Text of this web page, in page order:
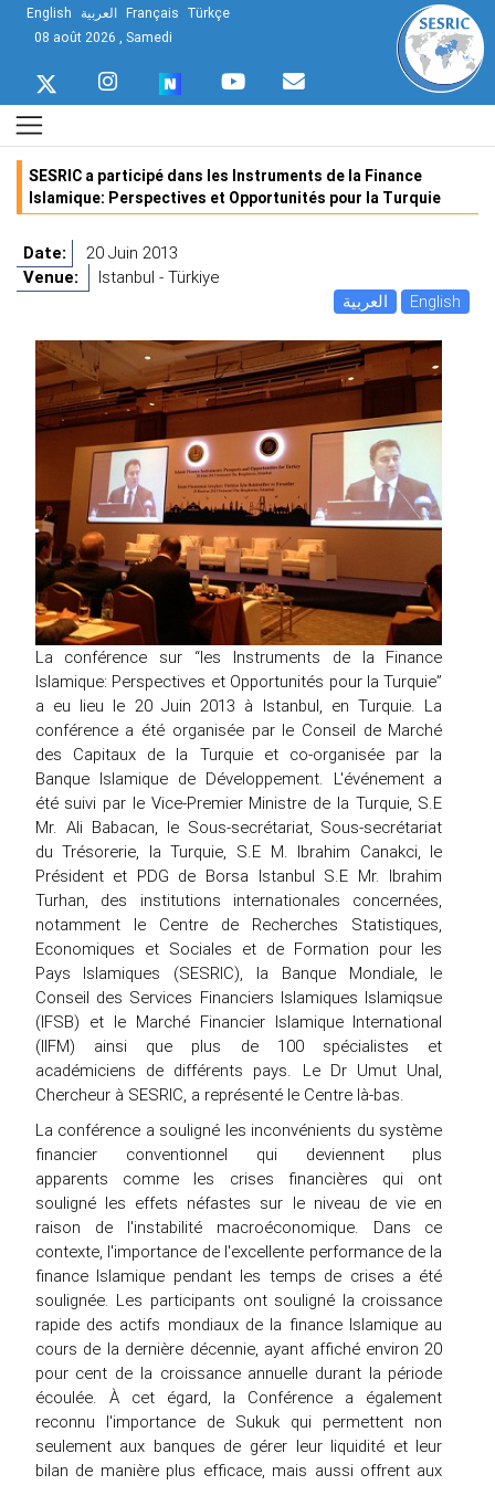
English العربية Français Türkçe
08 août 2026 , Samedi
SESRIC a participé dans les Instruments de la Finance
Islamique: Perspectives et Opportunités pour la Turquie
Date:
20 Juin 2013
Venue:
Istanbul - Türkiye
العربية
English
La conférence sur “les Instruments de la Finance
Islamique: Perspectives et Opportunités pour la Turquie”
a eu lieu le 20 Juin 2013 à Istanbul, en Turquie. La
conférence a été organisée par le Conseil de Marché
des Capitaux de la Turquie et co-organisée par la
Banque Islamique de Développement. L'événement a
été suivi par le Vice-Premier Ministre de la Turquie, S.E
Mr. Ali Babacan, le Sous-secrétariat, Sous-secrétariat
du Trésorerie, la Turquie, S.E M. Ibrahim Canakci, le
Président et PDG de Borsa Istanbul S.E Mr. Ibrahim
Turhan, des institutions internationales concernées,
notamment le Centre de Recherches Statistiques,
Economiques et Sociales et de Formation pour les
Pays Islamiques (SESRIC), la Banque Mondiale, le
Conseil des Services Financiers Islamiques Islamiqsue
(IFSB) et le Marché Financier Islamique International
(IIFM) ainsi que plus de 100 spécialistes et
académiciens de différents pays. Le Dr Umut Unal,
Chercheur à SESRIC, a représenté le Centre là-bas.
La conférence a souligné les inconvénients du système
financier conventionnel qui deviennent plus
apparents comme les crises financières qui ont
souligné les effets néfastes sur le niveau de vie en
raison de l'instabilité macroéconomique. Dans ce
contexte, l'importance de l'excellente performance de la
finance Islamique pendant les temps de crises a été
soulignée. Les participants ont souligné la croissance
rapide des actifs mondiaux de la finance Islamique au
cours de la dernière décennie, ayant affiché environ 20
pour cent de la croissance annuelle durant la période
écoulée. À cet égard, la Conférence a également
reconnu l'importance de Sukuk qui permettent non
seulement aux banques de gérer leur liquidité et leur
bilan de manière plus efficace, mais aussi offrent aux